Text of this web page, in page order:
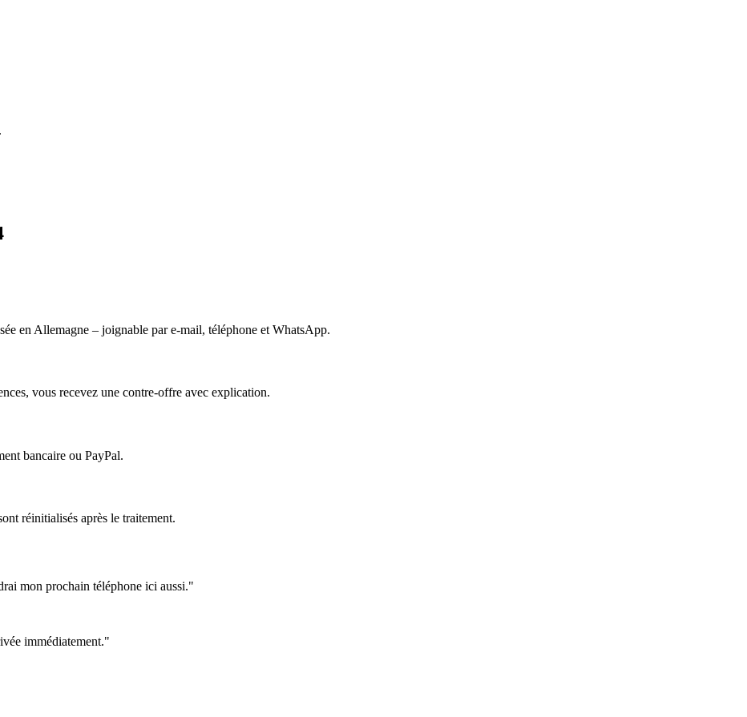
en Allemagne – joignable par e-mail, téléphone et WhatsApp.
vous recevez une contre-offre avec explication.
bancaire ou PayPal.
réinitialisés après le traitement.
mon prochain téléphone ici aussi."
immédiatement."